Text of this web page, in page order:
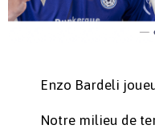
Enzo Bardeli
Notre milieu de